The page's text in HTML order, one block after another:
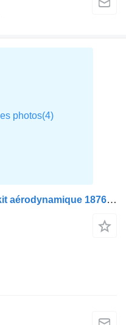
Kit de réparation Élément du kit aérodynamique 1876014 pour tracteur routier DAF XF